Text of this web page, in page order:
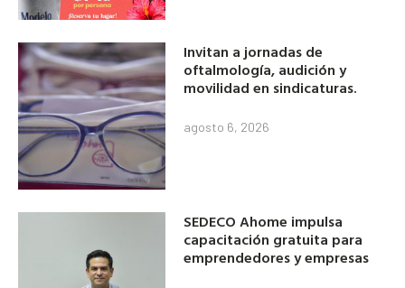
Invitan a jornadas de
oftalmología, audición y
movilidad en sindicaturas.
agosto 6, 2026
SEDECO Ahome impulsa
capacitación gratuita para
emprendedores y empresas